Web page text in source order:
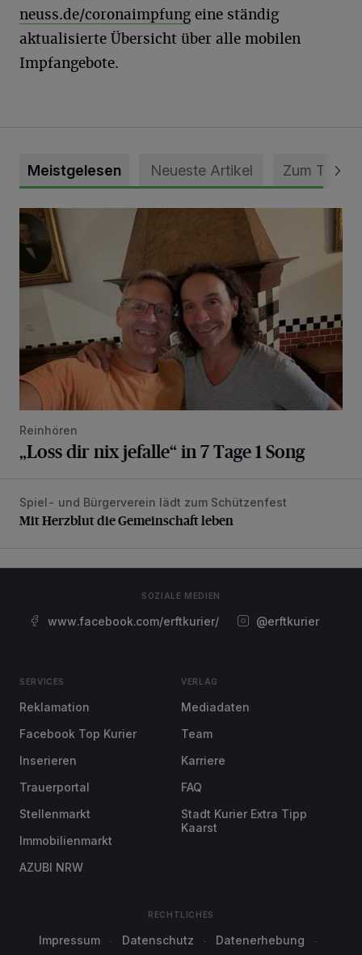
neuss.de/coronaimpfungeine ständig
aktualisierte Übersicht über alle mobilen
Impfangebote.
Meistgelesen Neueste Artikel Zum Thema
„Loss dir nix jefalle“ in 7 Tage 1 Song
Reinhören
„Loss dir nix jefalle“ in 7 Tage 1 Song
Mit Herzblut die Gemeinschaft leben
Spiel- und Bürgerverein lädt zum Schützenfest
Mit Herzblut die Gemeinschaft leben
SOZIALE MEDIEN
www.facebook.com/erftkurier/ @erftkurier
SERVICES
Reklamation
Facebook Top Kurier
Inserieren
Trauerportal
Stellenmarkt
Immobilienmarkt
AZUBI NRW
VERLAG
Mediadaten
Team
Karriere
FAQ
Stadt Kurier Extra Tipp
Kaarst
RECHTLICHES
Impressum Datenschutz Datenerhebung